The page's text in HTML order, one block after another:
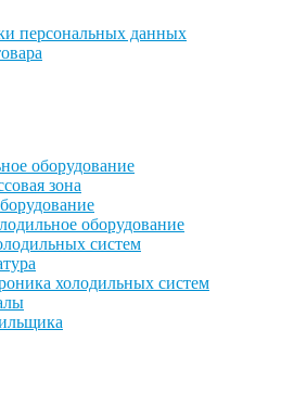
персональных данных
оборудование
зона
оборудование
систем
холодильных систем